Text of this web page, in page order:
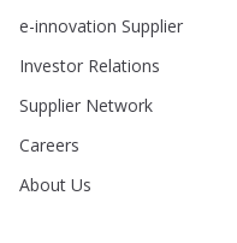
e-innovation Supplier
Investor Relations
Supplier Network
Careers
About Us